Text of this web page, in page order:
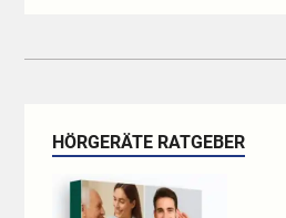
HÖRGERÄTE RATGEBER